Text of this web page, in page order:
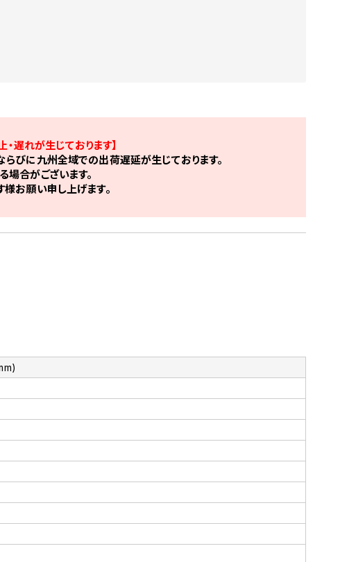
遅れが生じております】
びに九州全域での出荷遅延が生じております。
合がございます。
お願い申し上げます。